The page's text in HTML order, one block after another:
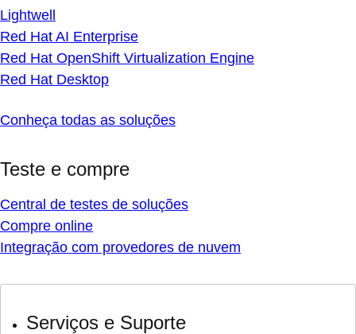
Lightwell
Red Hat AI Enterprise
Red Hat OpenShift Virtualization Engine
Red Hat Desktop
Conheça todas as soluções
Teste e compre
Central de testes de soluções
Compre online
Integração com provedores de nuvem
Serviços e Suporte